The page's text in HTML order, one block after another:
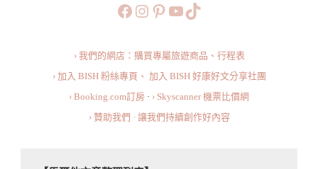
預
QR
Code
／
交
https://www.facebook.com/
https://
https://
旅行美食小短片TikTok
› 我們的網店：購買專屬旅遊商品、行程表
› 加入 BISH 粉絲專頁、 加入 BISH 好康好文分享社團
› Booking.com訂房 · › Skyscanner 機票比價網
› 贊助我們 · 讓我們持續創作好內容